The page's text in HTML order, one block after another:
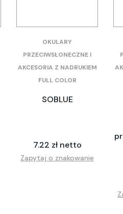
OKULARY
PRZECIWSŁONECZNE I
AKCESORIA Z NADRUKIEM
FULL COLOR
SOBLUE
7.22 zł netto
Zapytaj o znakowanie